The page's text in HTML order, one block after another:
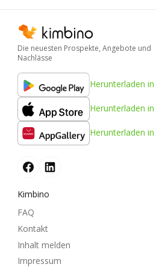
Die neuesten Prospekte, Angebote und
Nachlässe
Herunterladen in
Herunterladen in
Herunterladen in
Kimbino
FAQ
Kontakt
Inhalt melden
Impressum